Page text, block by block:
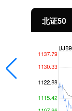
北证50